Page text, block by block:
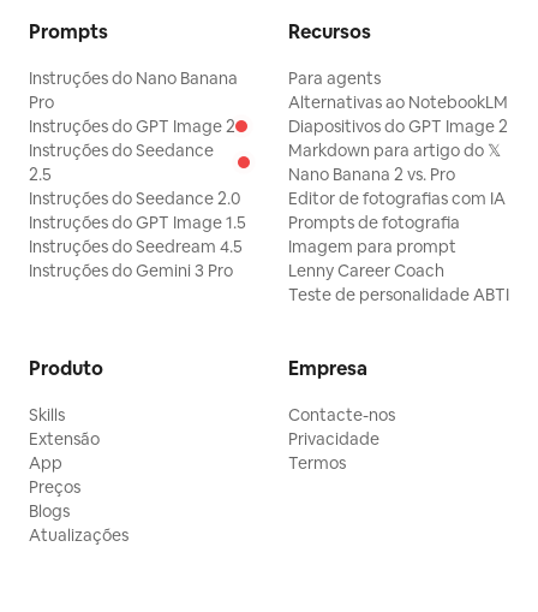
Prompts
Instruções do Nano Banana
Pro
Instruções do GPT Image 2
Instruções do Seedance
2.5
Instruções do Seedance 2.0
Instruções do GPT Image 1.5
Instruções do Seedream 4.5
Instruções do Gemini 3 Pro
Recursos
Para agents
Alternativas ao NotebookLM
Diapositivos do GPT Image 2
Markdown para artigo do 𝕏
Nano Banana 2 vs. Pro
Editor de fotografias com IA
Prompts de fotografia
Imagem para prompt
Lenny Career Coach
Teste de personalidade ABTI
Produto
Skills
Extensão
App
Preços
Blogs
Atualizações
Empresa
Contacte-nos
Privacidade
Termos